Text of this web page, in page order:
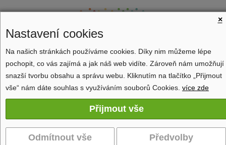
Zobrazit navigaci
×
Nastavení cookies
Na našich stránkách používáme cookies. Díky nim můžeme lépe
pochopit, co vás zajímá a jak náš web vidíte. Zároveň nám umožňují
snazší tvorbu obsahu a správu webu. Kliknutím na tlačítko „Přijmout
vše“ nám dáte souhlas s využíváním souborů Cookies. více zde